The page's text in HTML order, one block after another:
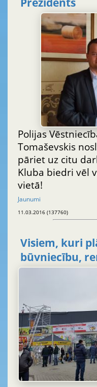
Polijas
Tomaševskis
pāriet uz citu
Kluba biedri vēl
vietā!
Jaunumi
11.03.2016 (137760)
Visiem, kuri
būvniecību,